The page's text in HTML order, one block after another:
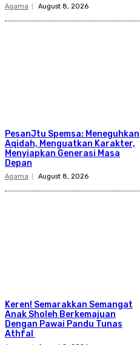
Agama August 8, 2026
PesanJtu Spemsa: Meneguhkan
Aqidah, Menguatkan Karakter,
Menyiapkan Generasi Masa
Depan
Agama August 8, 2026
Keren! Semarakkan Semangat
Anak Sholeh Berkemajuan
Dengan Pawai Pandu Tunas
Athfal